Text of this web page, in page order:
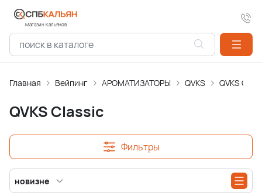
Магазин Кальянов
Главная Вейпинг АРОМАТИЗАТОPЫ QVKS QVKS
QVKS Classic
Фильтры
новизне